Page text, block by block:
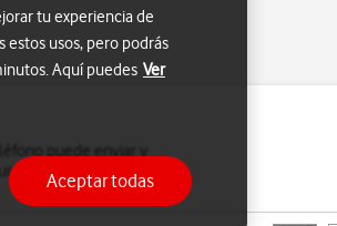
el teléfono para
tu experiencia de
estos usos, pero podrás
Aquí puedes Ver
Aceptar todas